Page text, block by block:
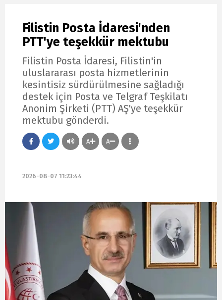
Filistin Posta İdaresi'nden
PTT'ye teşekkür mektubu
Filistin Posta İdaresi, Filistin'in
uluslararası posta hizmetlerinin
kesintisiz sürdürülmesine sağladığı
destek için Posta ve Telgraf Teşkilatı
Anonim Şirketi (PTT) AŞ'ye teşekkür
mektubu gönderdi.
A A
2026-08-07 11:23:44